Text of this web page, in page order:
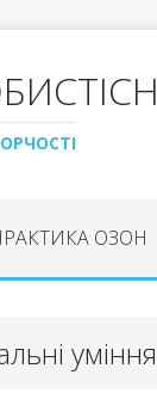
ОЗОН
уміння